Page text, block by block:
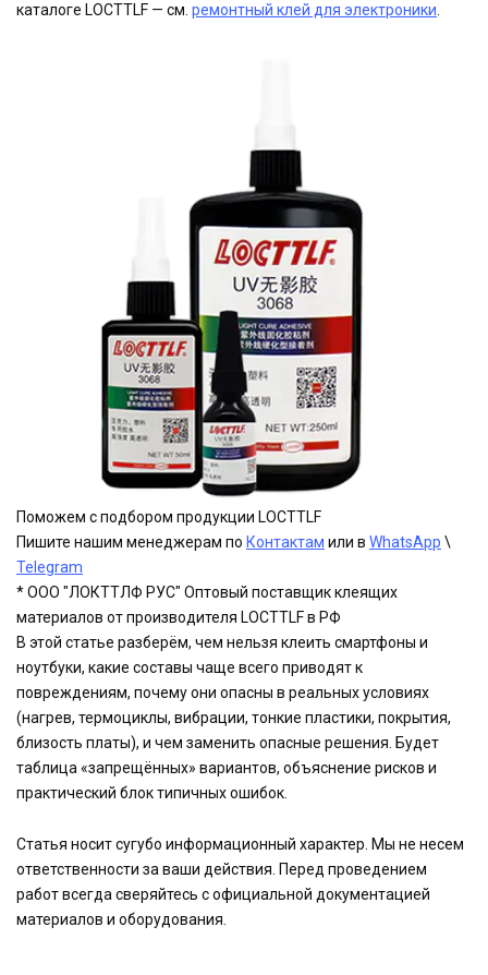
каталоге LOCTTLF — см. ремонтный клей для электроники
Поможем с подбором продукции LOCTTLF
Пишите нашим менеджерам по Контактам или в WhatsApp \
Telegram
* ООО "ЛОКТТЛФ РУС" Оптовый поставщик клеящих
материалов от производителя LOCTTLF в РФ
В этой статье разберём, чем нельзя клеить смартфоны и
ноутбуки, какие составы чаще всего приводят к
повреждениям, почему они опасны в реальных условиях
(нагрев, термоциклы, вибрации, тонкие пластики, покрытия,
близость платы), и чем заменить опасные решения. Будет
таблица «запрещённых» вариантов, объяснение рисков и
практический блок типичных ошибок.
Статья носит сугубо информационный характер. Мы не несем
ответственности за ваши действия. Перед проведением
работ всегда сверяйтесь с официальной документацией
материалов и оборудования.